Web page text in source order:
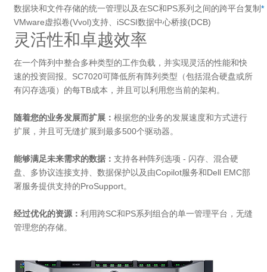
数据块和文件存储的统一管理以及在SC和PS系列之间的跨平台复制*
VMware虚拟卷(Vvol)支持、iSCSI数据中心桥接(DCB)
灵活性和卓越效率
在一个阵列中整合多种类型的工作负载，并实现灵活的性能和快
速的投资回报。SC7020可降低所有阵列类型（包括混合硬盘或所
有闪存选项）的每TB成本，并且可以利用您当前的架构。
随着您的业务发展而扩展：根据您的业务的发展速度和方式进行
扩展，并且可无缝扩展到最多500个驱动器。
能够满足未来需求的数据：支持各种阵列选项 - 闪存、混合硬
盘、多协议连接支持、数据保护以及由Copilot服务和Dell EMC部
署服务提供支持的ProSupport。
经过优化的资源：利用跨SC和PS系列组合的单一管理平台，无缝
管理您的存储。